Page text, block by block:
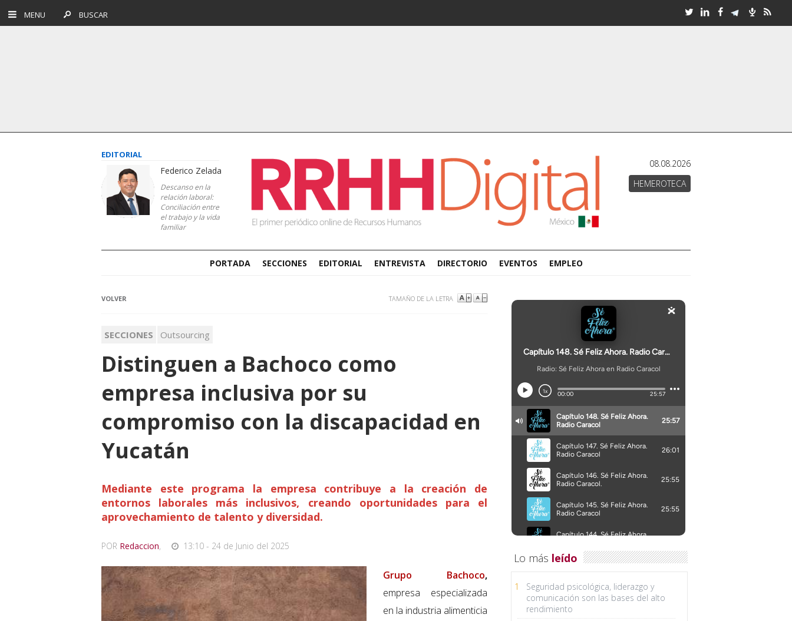
MENU BUSCAR
EDITORIAL
Federico Zelada
Descanso en la
relación laboral:
Conciliación entre
el trabajo y la vida
familiar
08.08.2026
HEMEROTECA
PORTADA SECCIONES EDITORIAL ENTREVISTA DIRECTORIO EVENTOS EMPLEO
VOLVER TAMAÑO DE LA LETRA
SECCIONES Outsourcing
Distinguen a Bachoco como
empresa inclusiva por su
compromiso con la discapacidad en
Yucatán
Mediante este programa la empresa contribuye a la creación de
entornos laborales más inclusivos, creando oportunidades para el
aprovechamiento de talento y diversidad.
POR Redaccion, 13:10 - 24 de Junio del 2025
Grupo Bachoco,
empresa especializada
en la industria alimenticia
Lo más leído
1
Seguridad psicológica, liderazgo y
comunicación son las bases del alto
rendimiento